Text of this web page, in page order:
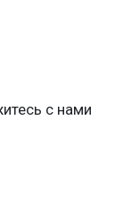
с нами